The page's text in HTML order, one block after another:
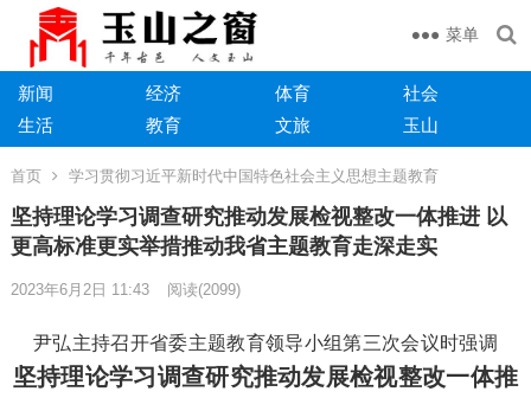
菜单
新闻 经济 体育
社会
生活
教育 文旅 玉山
首页 学习贯彻习近平新时代中国特色社会主义思想主题教育
坚持理论学习调查研究推动发展检视整改一体推进 以
更高标准更实举措推动我省主题教育走深走实
2023年6月2日 11:43 阅读(2099)
尹弘主持召开省委主题教育领导小组第三次会议时强调
坚持理论学习调查研究推动发展检视整改一体推